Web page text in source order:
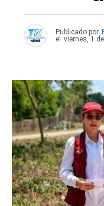
Publicado por
el viernes, 1